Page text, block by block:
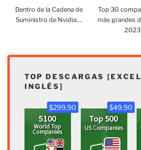
Dentro de la Cadena de
Suministro de Nvidia:…
Top 30
más grandes
2023
TOP DESCARGAS
INGLÉS]
$299.90 $49.90